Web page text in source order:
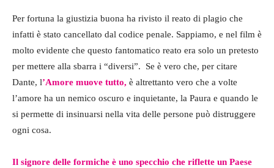
Per fortuna la giustizia buona ha rivisto il reato di plagio che
infatti è stato cancellato dal codice penale. Sappiamo, e nel film è
molto evidente che questo fantomatico reato era solo un pretesto
per mettere alla sbarra i “diversi”. Se è vero che, per citare
Dante, l’Amore muove tutto, è altrettanto vero che a volte
l’amore ha un nemico oscuro e inquietante, la Paura e quando le
si permette di insinuarsi nella vita delle persone può distruggere
ogni cosa.
Il signore delle formiche è uno specchio che riflette un Paese